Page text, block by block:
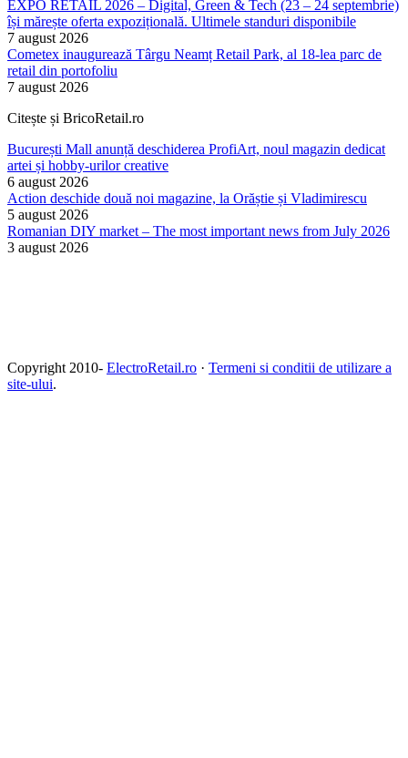
EXPO RETAIL 2026 – Digital, Green & Tech (23 – 24 septembrie)
își mărește oferta expozițională. Ultimele standuri disponibile
7 august 2026
Cometex inaugurează Târgu Neamț Retail Park, al 18-lea parc de
retail din portofoliu
7 august 2026
Citește și BricoRetail.ro
București Mall anunță deschiderea ProfiArt, noul magazin dedicat
artei și hobby-urilor creative
6 august 2026
Action deschide două noi magazine, la Orăștie și Vladimirescu
5 august 2026
Romanian DIY market – The most important news from July 2026
3 august 2026
Copyright 2010- ElectroRetail.ro · Termeni si conditii de utilizare a
site-ului.